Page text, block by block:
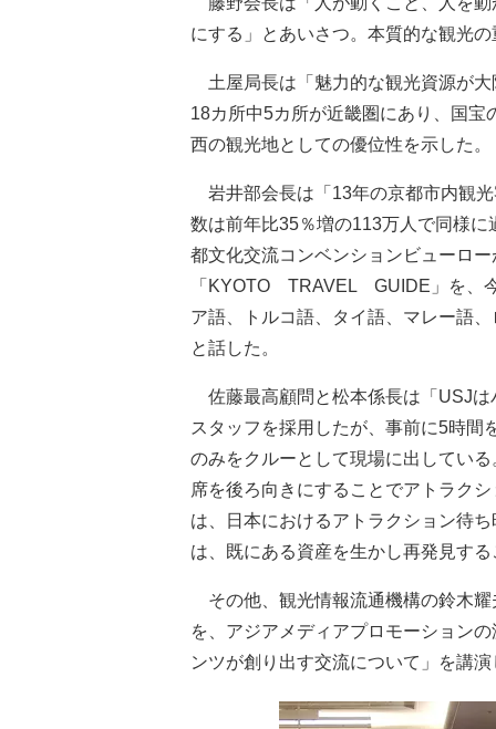
にする」とあいさつ。本質的な観光
土屋局長は「魅力的な観光資源が
18カ所中5カ所が近畿圏にあり、国
西の観光地としての優位性を示した。
岩井部会長は「13年の京都市内観
数は前年比35％増の113万人で同様
都文化交流コンベンションビューロ
「KYOTO TRAVEL GUIDE」を、
ア語、トルコ語、タイ語、マレー語
と話した。
佐藤最高顧問と松本係長は「USJは
スタッフを採用したが、事前に5時間
のみをクルーとして現場に出してい
席を後ろ向きにすることでアトラク
は、日本におけるアトラクション待
は、既にある資産を生かし再発見す
その他、観光情報流通機構の鈴木
を、アジアメディアプロモーション
ンツが創り出す交流について」を講演